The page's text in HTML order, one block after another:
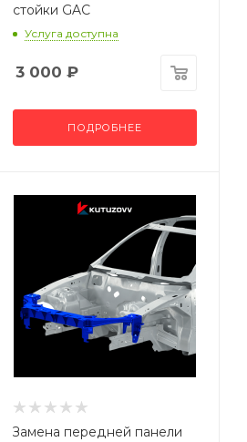
стойки GAC
Услуга доступна
3 000 ₽
ПОДРОБНЕЕ
Замена передней панели